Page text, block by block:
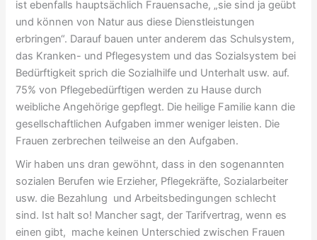
ist ebenfalls hauptsächlich Frauensache, „sie sind ja geübt
und können von Natur aus diese Dienstleistungen
erbringen“. Darauf bauen unter anderem das Schulsystem,
das Kranken- und Pflegesystem und das Sozialsystem bei
Bedürftigkeit sprich die Sozialhilfe und Unterhalt usw. auf.
75% von Pflegebedürftigen werden zu Hause durch
weibliche Angehörige gepflegt. Die heilige Familie kann die
gesellschaftlichen Aufgaben immer weniger leisten. Die
Frauen zerbrechen teilweise an den Aufgaben.
Wir haben uns dran gewöhnt, dass in den sogenannten
sozialen Berufen wie Erzieher, Pflegekräfte, Sozialarbeiter
usw. die Bezahlung und Arbeitsbedingungen schlecht
sind. Ist halt so! Mancher sagt, der Tarifvertrag, wenn es
einen gibt, mache keinen Unterschied zwischen Frauen